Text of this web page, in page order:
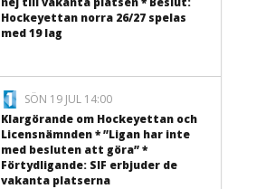
Hockeyettan norra 26/27 spelas
med 19 lag
SÖN 19 JUL 14:00
Klargörande om Hockeyettan och
Licensnämnden * ”Ligan har inte
med besluten att göra” *
Förtydligande: SIF erbjuder de
vakanta platserna